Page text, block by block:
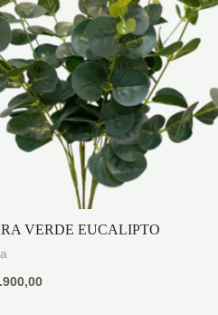
VERDE EUCALIPTO